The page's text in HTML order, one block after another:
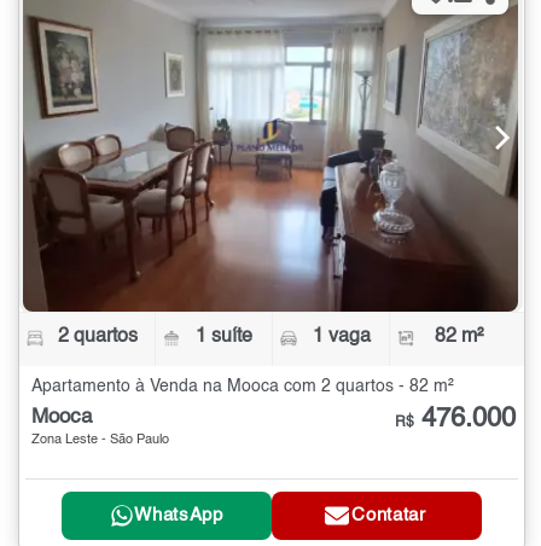
2 quartos 1 suíte 1 vaga 82 m²
Apartamento à Venda na Mooca com 2 quartos - 82 m²
Mooca
Zona Leste - São Paulo
R$ 476.000
WhatsApp Contatar